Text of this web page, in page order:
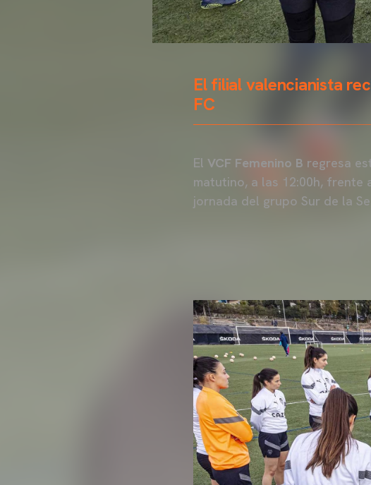
El filial valencianista
FC
El VCF Femenino B regresa
matutino, a las 12:00h,
jornada del grupo Sur de la